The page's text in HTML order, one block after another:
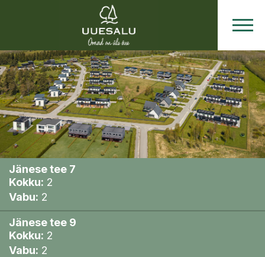
Jänese tee 7
Kokku: 2
Vabu: 2
Jänese tee 9
Kokku: 2
Vabu: 2